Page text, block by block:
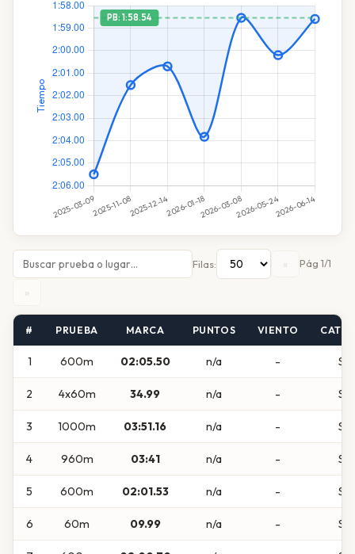
Filas: « Pág 1/1
»
# PRUEBA MARCA PUNTOS VIENTO
1 600m 02:05.50 n/a -
2 4x60m 34.99 n/a -
3 1000m 03:51.16 n/a -
4 960m 03:41 n/a -
5 600m 02:01.53 n/a -
6 60m 09.99 n/a -